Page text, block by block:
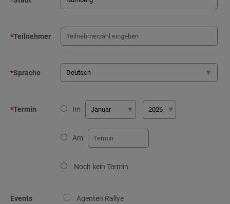
*Teilnehmer
*Sprache
*Termin Im
Am
Noch kein Termin
Events Agenten Rallye